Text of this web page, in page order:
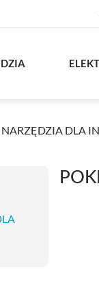
NARZĘDZIA DLA